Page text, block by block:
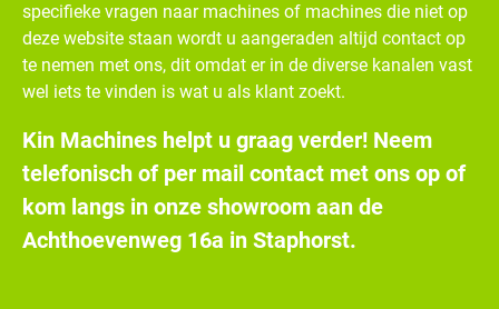
specifieke vragen naar machines of machines die niet op
deze website staan wordt u aangeraden altijd contact op
te nemen met ons, dit omdat er in de diverse kanalen vast
wel iets te vinden is wat u als klant zoekt.
Kin Machines helpt u graag verder! Neem
telefonisch of per mail contact met ons op of
kom langs in onze showroom aan de
Achthoevenweg 16a in Staphorst.